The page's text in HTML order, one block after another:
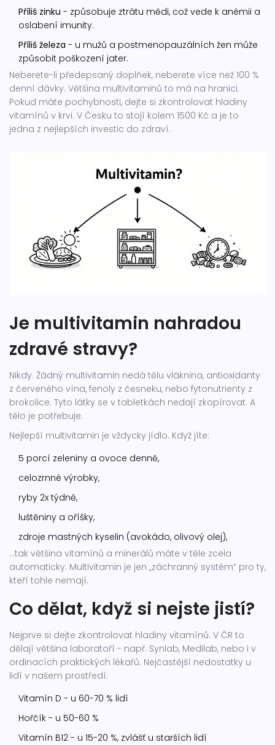
Příliš zinku - způsobuje ztrátu mědi, což vede k anémii a
oslabení imunity.
Příliš železa - u mužů a postmenopauzálních žen může
způsobit poškození jater.
Neberete-li předepsaný doplňek, neberete více než 100 %
denní dávky. Většina multivitaminů to má na hranici.
Pokud máte pochybnosti, dejte si zkontrolovat hladiny
vitamínů v krvi. V Česku to stojí kolem 1500 Kč a je to
jedna z nejlepších investic do zdraví.
Je multivitamin nahradou
zdravé stravy?
Nikdy. Žádný multivitamin nedá tělu vláknina, antioxidanty
z červeného vína, fenoly z česneku, nebo fytonutrienty z
brokolice. Tyto látky se v tabletkách nedají zkopírovat. A
tělo je potřebuje.
Nejlepší multivitamin je vždycky jídlo. Když jíte:
5 porcí zeleniny a ovoce denně,
celozrnné výrobky,
ryby 2x týdně,
luštěniny a oříšky,
zdroje mastných kyselin (avokádo, olivový olej),
…tak většina vitamínů a minerálů máte v těle zcela
automaticky. Multivitamin je jen „záchranný systém“ pro ty,
kteří tohle nemají.
Co dělat, když si nejste jistí?
Nejprve si dejte zkontrolovat hladiny vitamínů. V ČR to
dělají většina laboratoří - např. Synlab, Medilab, nebo i v
ordinacích praktických lékařů. Nejčastější nedostatky u
lidí v našem prostředí:
Vitamín D - u 60-70 % lidí
Hořčík - u 50-60 %
Vitamín B12 - u 15-20 %, zvlášť u starších lidí